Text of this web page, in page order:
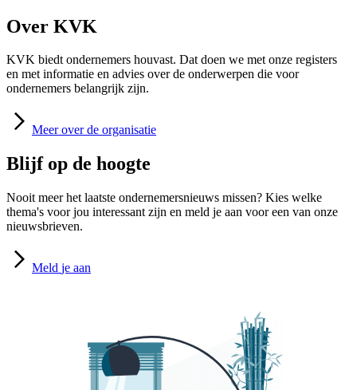
Over KVK
KVK biedt ondernemers houvast. Dat doen we met onze registers
en met informatie en advies over de onderwerpen die voor
ondernemers belangrijk zijn.
Meer over de organisatie
Blijf op de hoogte
Nooit meer het laatste ondernemersnieuws missen? Kies welke
thema's voor jou interessant zijn en meld je aan voor een van onze
nieuwsbrieven.
Meld je aan